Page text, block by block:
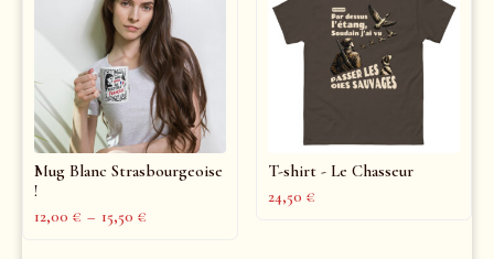
Mug Blanc Strasbourgeoise
!
12,00 € – 15,50 €
T-shirt - Le Chasseur
24,50 €